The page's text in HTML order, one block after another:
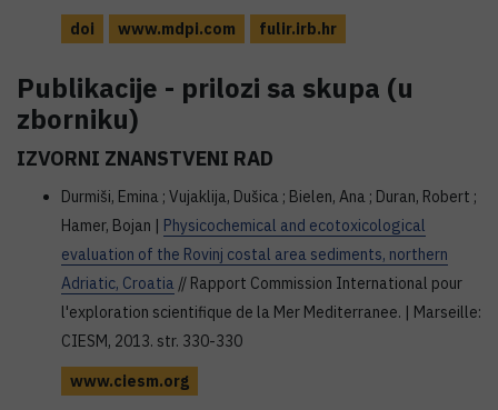
doi
www.mdpi.com fulir.irb.hr
Publikacije - prilozi sa skupa (u
zborniku)
IZVORNI ZNANSTVENI RAD
Durmiši, Emina ; Vujaklija, Dušica ; Bielen, Ana ; Duran, Robert ;
Hamer, Bojan | Physicochemical and ecotoxicological
evaluation of the Rovinj costal area sediments, northern
Adriatic, Croatia // Rapport Commission International pour
l'exploration scientifique de la Mer Mediterranee. | Marseille:
CIESM, 2013. str. 330-330
www.ciesm.org